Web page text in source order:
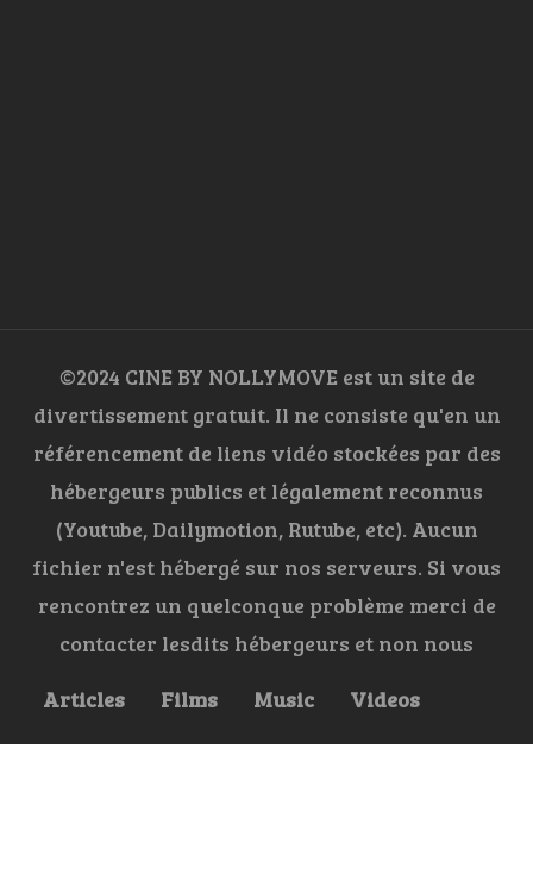
©2024 CINE BY NOLLYMOVE est un site de
divertissement gratuit. Il ne consiste qu'en un
référencement de liens vidéo stockées par des
hébergeurs publics et légalement reconnus
(Youtube, Dailymotion, Rutube, etc). Aucun
fichier n'est hébergé sur nos serveurs. Si vous
rencontrez un quelconque problème merci de
contacter lesdits hébergeurs et non nous
Articles
Films Music Videos